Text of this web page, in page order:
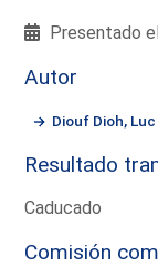
Presentado
Autor
Diouf Dioh,
Resultado
Caducado
Comisión